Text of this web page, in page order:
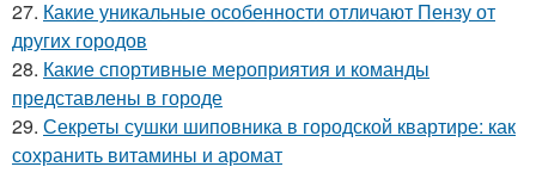
27. Какие уникальные особенности отличают Пензу от
других городов
28. Какие спортивные мероприятия и команды
представлены в городе
29. Секреты сушки шиповника в городской квартире: как
сохранить витамины и аромат